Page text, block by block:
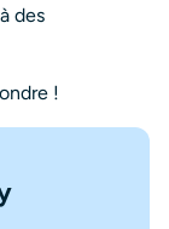
des
!